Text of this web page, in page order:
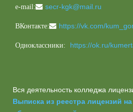
e-mail: secr-kgk@mail.ru
ВКонтакте: https://vk.com/
Одноклассники: https://ok.ru/
Вся деятельность колледжа
Выписка из реестра лицензий